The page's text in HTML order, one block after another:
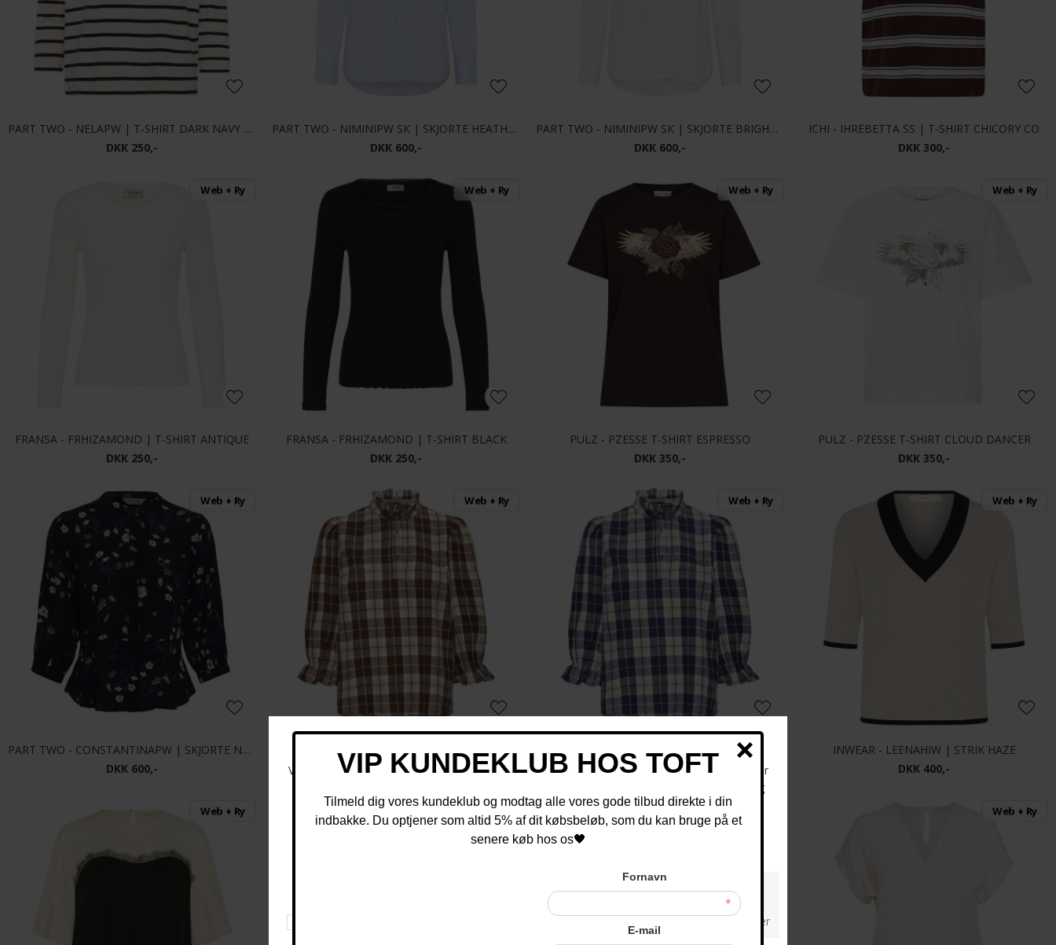
PART TWO - NELAPW | T-SHIRT DARK NAVY STR
DKK 250,-
PART TWO - NIMINIPW SK | SKJORTE HEATHER
DKK 600,-
PART TWO - NIMINIPW SK | SKJORTE BRIGHT WHITE
DKK 600,-
ICHI - IHREBETTA SS | T-SHIRT CHICORY CO
DKK 300,-
Web + Ry
FRANSA - FRHIZAMOND | T-SHIRT ANTIQUE
DKK 250,-
Web + Ry
FRANSA - FRHIZAMOND | T-SHIRT BLACK
DKK 250,-
Web + Ry
PULZ - PZESSE T-SHIRT ESPRESSO
DKK 350,-
Web + Ry
PULZ - PZESSE T-SHIRT CLOUD DANCER
DKK 350,-
Web + Ry
PART TWO - CONSTANTINAPW | SKJORTE NAVY BOT
DKK 600,-
Web + Ry
PULZ - PZDEVA | SKJORTE BROWN CHECK
DKK 500,-
Web + Ry
PULZ - PZDEVA | SKJORTE BLUE CHECK
DKK 500,-
Web + Ry
INWEAR - LEENAHIW | STRIK HAZE
DKK 400,-
Web + Ry Web + Ry Web + Ry